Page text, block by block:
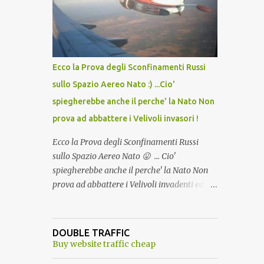
lo scopo della temperatura? Qualcuno a suo
tempo ribattezzo' il Vaccino come: l' Amaro
del Capo, era "spettacolare Ghiacciato, ma
andava bene anche, a Temperatura
Ambiente"! Riproponiamo l'articolo per NON
Ecco la Prova degli Sconfinamenti Russi
sullo Spazio Aereo Nato :) ...Cio'
spiegherebbe anche il perche' la Nato Non
prova ad abbattere i Velivoli invasori !
Ecco la Prova degli Sconfinamenti Russi
sullo Spazio Aereo Nato 😛 ... Cio'
spiegherebbe anche il perche' la Nato Non
prova ad abbattere i Velivoli invadenti ed
alcuna notizia di un'invasione dello spazio
aereo NATO da parte di un robot chiamato
DOUBLE TRAFFIC
Buy website traffic cheap